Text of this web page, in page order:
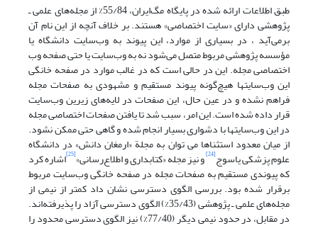
طبق اطلاعات ارائه شده در پایگاه مگ‌ایران، 55/84% از مجله‌های علمی ـ
پژوهشی دارای «سایت اختصاصی» هستند. بر خلاف آنچه از این نام آن
برمی‌آید ،‌ در بسیاری از موارد، این پیوند به وب‌سایت دانشگاه یا
مؤسسه پژوهشی مربوط متصل می‌شود نه به وب‌سایت یا حتی صفحه وب
اختصاصی مجله. این در حالی است که در غالب موارد در صفحه خانگی
این وب‌سایتها هیچ‌گونه پیوند مستقیم و مشهودی به صفحات مجله
فراهم نشده و در عین حال،‌ این صفحات در لایه‌های زیرین وب‌سایت
قرار داده شده است. این امر، سبب شد تا یافتن صفحات اختصاصی مجله
در این وب‌سایتها با دشواری بسیار انجام شده و گاهی حتی ممکن نشود.
از میان معدود استثنا‌ها می توان به مجلة «ارمغان دانش» در دانشگاه
علوم پزشکی یاسوج[24] و نیز مجله «کتابداری و اطلا‌ع‌رسانی»[25] اشاره کرد
که پیوندی مستقیم به صفحات مجله در صفحه خانگی وب‌سایت مربوط
برقرار شده بود. بررسی الگوی دسترسی نشان داد کمتر از نیمی از
مجله‌های علمی ـ پژوهشی (35/43%) الگوی دسترسی آزاد را پذیرفته‌اند.
در مقابل، در حدود نیمی دیگر (77/40%) نیز الگوی دسترسی محدود را